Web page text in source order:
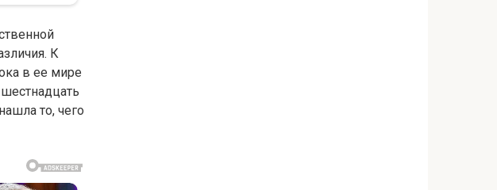
К
в ее мире
то, чего